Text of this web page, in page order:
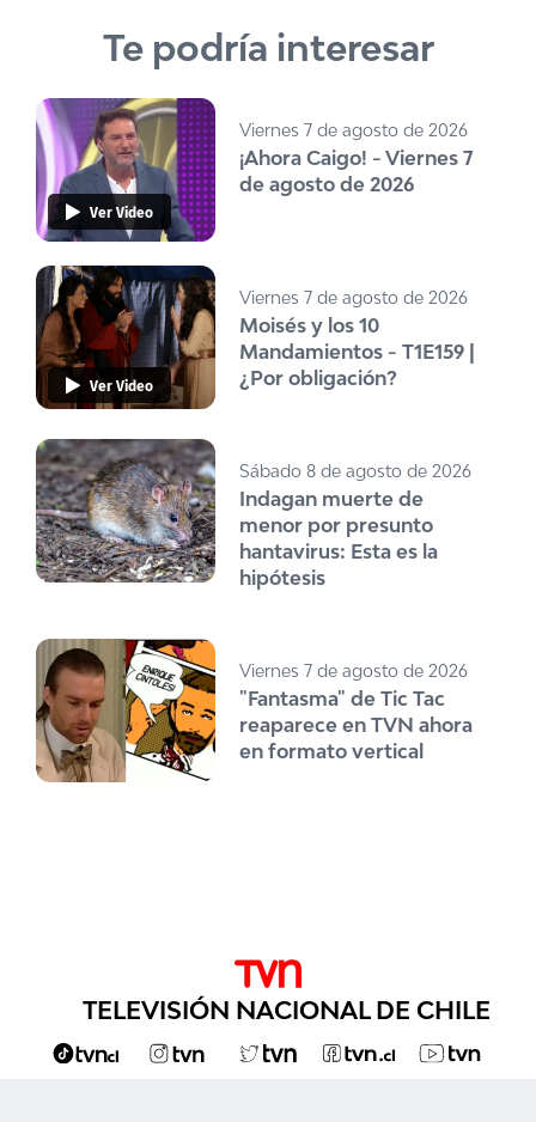
Te podría interesar
Ver Video
Viernes 7 de agosto de 2026
¡Ahora Caigo! - Viernes 7
de agosto de 2026
Ver Video
Viernes 7 de agosto de 2026
Moisés y los 10
Mandamientos - T1E159 |
¿Por obligación?
Sábado 8 de agosto de 2026
Indagan muerte de
menor por presunto
hantavirus: Esta es la
hipótesis
Viernes 7 de agosto de 2026
"Fantasma" de Tic Tac
reaparece en TVN ahora
en formato vertical
TELEVISIÓN NACIONAL DE CHILE